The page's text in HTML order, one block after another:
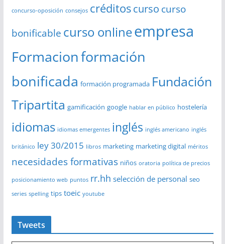
concurso-oposición consejos créditoscurso curso
bonificable curso onlineempresa
Formacionformación
bonificada formación programada Fundación
Tripartita gamificación google hablar en público hostelería
idiomas idiomas emergentes inglés inglés americano inglés
británico ley 30/2015 libros marketing marketing digital méritos
necesidades formativas niños oratoria política de precios
posicionamiento web puntos rr.hh selección de personal seo
series spelling tips toeic youtube
Tweets